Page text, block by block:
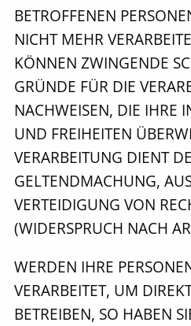
BETROFFENEN
NICHT MEHR
KÖNNEN ZWINGENDE
GRÜNDE FÜR DIE
NACHWEISEN, DIE IHRE
UND FREIHEITEN
VERARBEITUNG DIENT
GELTENDMACHUNG,
VERTEIDIGUNG VON
(WIDERSPRUCH NACH
WERDEN IHRE
VERARBEITET, UM
BETREIBEN, SO HABEN